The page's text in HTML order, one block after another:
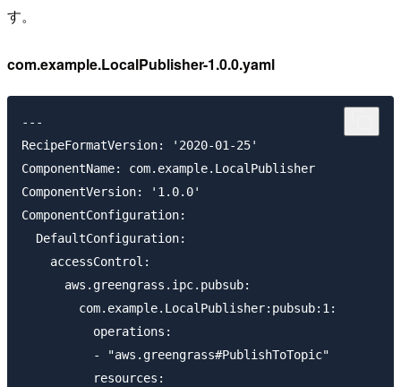
す。
com.example.LocalPublisher-1.0.0.yaml
---
RecipeFormatVersion: '2020-01-25'
ComponentName: com.example.LocalPublisher
ComponentVersion: '1.0.0'
ComponentConfiguration:
  DefaultConfiguration:
    accessControl:
      aws.greengrass.ipc.pubsub:
        com.example.LocalPublisher:pubsub:1:
          operations:
          - "aws.greengrass#PublishToTopic"
          resources: